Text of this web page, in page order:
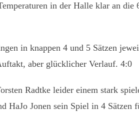
in der Halle klar an die
in knappen 4 und 5 Sätzen
aber glücklicher Verlauf. 4:0
Radtke leider einem stark
HaJo Jonen sein Spiel in 4 Sätzen